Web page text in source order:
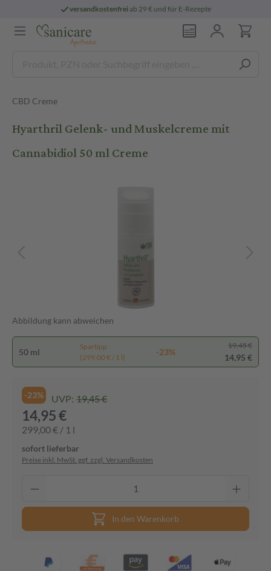
versandkostenfreiab 29 € und für E-Rezepte
CBD Creme
Hyarthril Gelenk- und Muskelcreme mit
Cannabidiol 50 ml Creme
Abbildung kann abweichen
50 ml
Spartipp
(299,00 € / 1 l)
-23%
19,45 €
14,95 €
-23% UVP: 19,45 €
14,95 €
299,00 € / 1 l
sofort lieferbar
Preise inkl. MwSt. ggf. zzgl. Versandkosten
In den Warenkorb